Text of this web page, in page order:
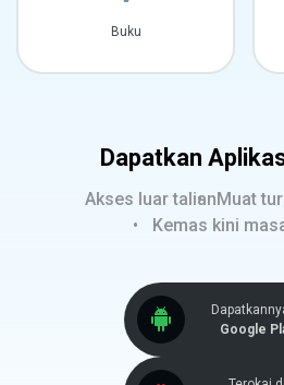
Buku
Dapatkan
Akses luar talianMuat
Kemas kini
Google